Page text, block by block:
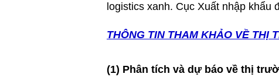
logistics xanh. Cục Xuất nhập
THÔNG TIN THAM KHẢO VỀ THỊ
(1) Phân tích và dự báo về thị